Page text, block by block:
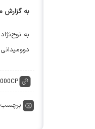
به گزارش
به
برچسب